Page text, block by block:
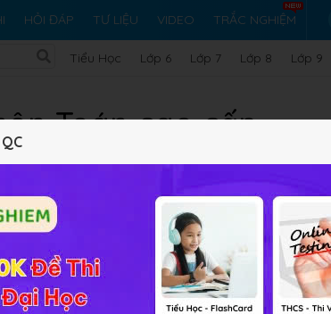
HỎI ĐÁP TƯ LIỆU VIDEO TRẮC NGHIỆM
Tiểu Học Lớp 6 Lớp 7 Lớp 8 Lớp 9
Toán cao cấp
thúc học phần sắp đến. Hoc247 giới thiệu đến
nghiệm ôn thi Toán cao cấp cũng như đề thi kết
tài liệu này sẽ giúp các em đạt điểm số thật
QC